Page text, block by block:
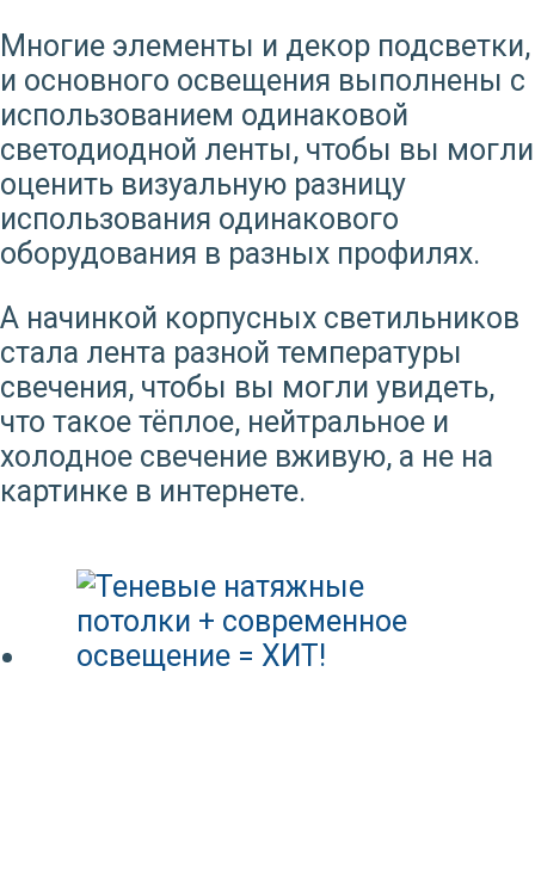
Многие элементы и декор подсветки,
и основного освещения выполнены с
использованием одинаковой
светодиодной ленты, чтобы вы могли
оценить визуальную разницу
использования одинакового
оборудования в разных профилях.
А начинкой корпусных светильников
стала лента разной температуры
свечения, чтобы вы могли увидеть,
что такое тёплое, нейтральное и
холодное свечение вживую, а не на
картинке в интернете.